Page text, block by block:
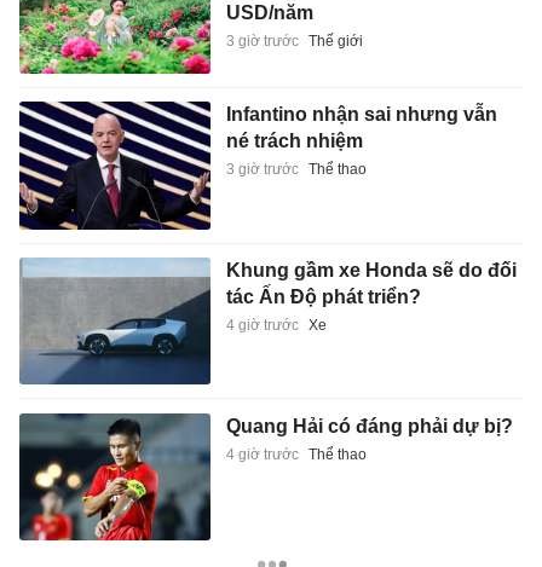
USD/năm
3 giờ trước Thế giới
Infantino nhận sai nhưng vẫn
né trách nhiệm
3 giờ trước Thể thao
Khung gầm xe Honda sẽ do đối
tác Ấn Độ phát triển?
4 giờ trước Xe
Quang Hải có đáng phải dự bị?
4 giờ trước Thể thao